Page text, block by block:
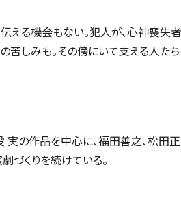
る機会もない。犯人が、心神喪失
しみも。その傍にいて支える人た
の作品を中心に、福田善之、松田
づくりを続けている。